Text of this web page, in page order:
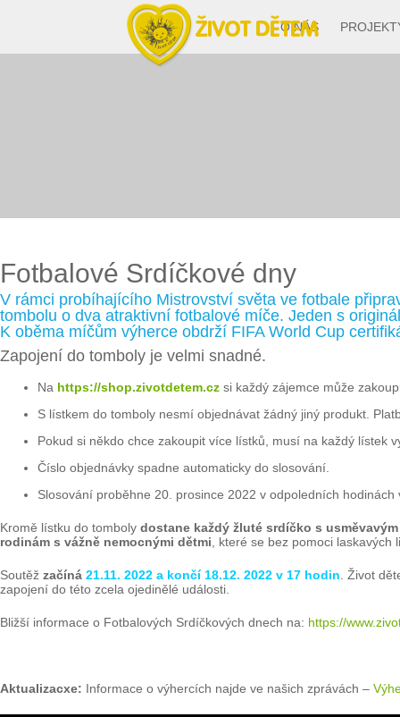
O NÁS
Fotbalové Srdíčkové dny
V rámci probíhajícího Mistrovství světa ve fotbale
tombolu o dva atraktivní fotbalové míče. Jeden s
K oběma míčům výherce obdrží FIFA World Cup
Zapojení do tomboly je velmi snadné.
Na https://shop.zivotdetem.cz si každý zájemce může
S lístkem do tomboly nesmí objednávat žádný jiný produkt.
Pokud si někdo chce zakoupit více lístků, musí na každý lístek
Číslo objednávky spadne automaticky do slosování.
Slosování proběhne 20. prosince 2022 v odpoledních
Kromě lístku do tomboly dostane každý žluté srdíčko s
rodinám s vážně nemocnými dětmi , které se bez pomoci laskavých
Soutěž začíná 21.11. 2022 a končí 18.12. 2022 v 17 hodin . Život
zapojení do této zcela ojedinělé události.
Bližší informace o Fotbalových Srdíčkových dnech na: https://
Aktualizacxe: Informace o výhercích najde ve našich zprávách –